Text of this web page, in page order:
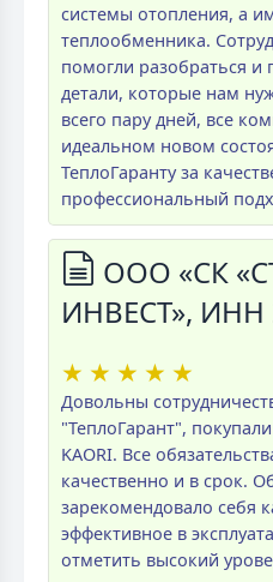
системы отопления, а
теплообменника.
помогли разобраться
детали, которые нам
всего пару дней, все
идеальном новом
ТеплоГаранту за
профессиональный
ООО «СК
ИНВЕСТ», ИНН
★ ★ ★ ★ ★
Довольны
"ТеплоГарант",
KAORI. Все
качественно и в срок.
зарекомендовало себя
эффективное в
отметить высокий